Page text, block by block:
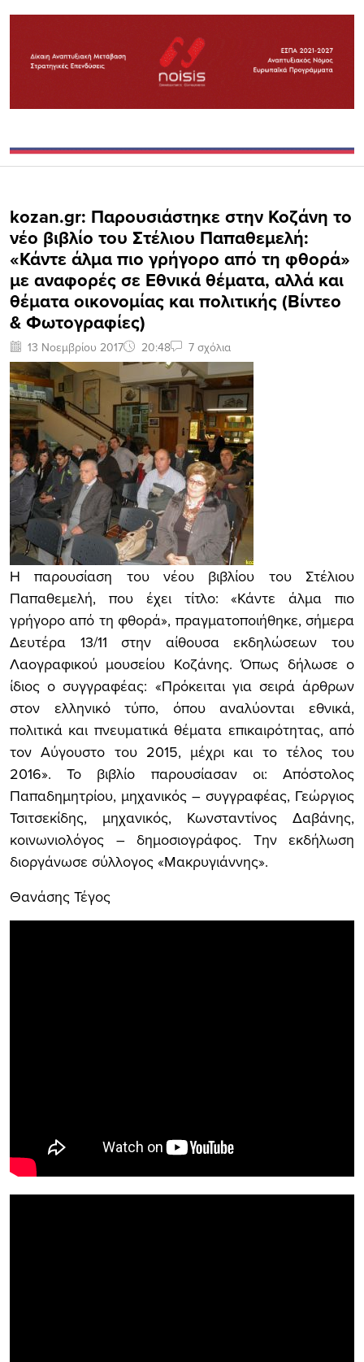
kozan.gr: Παρουσιάστηκε στην Κοζάνη το
νέο βιβλίο του Στέλιου Παπαθεμελή:
«Κάντε άλμα πιο γρήγορο από τη φθορά»
με αναφορές σε Εθνικά θέματα, αλλά και
θέματα οικονομίας και πολιτικής (Bίντεο
& Φωτογραφίες)
13 Νοεμβρίου 2017 20:48 7 σχόλια
Η παρουσίαση του νέου βιβλίου του Στέλιου
Παπαθεμελή, που έχει τίτλο: «Κάντε άλμα πιο
γρήγορο από τη φθορά», πραγματοποιήθηκε, σήμερα
Δευτέρα 13/11 στην αίθουσα εκδηλώσεων του
Λαογραφικού μουσείου Κοζάνης. Όπως δήλωσε ο
ίδιος ο συγγραφέας: «Πρόκειται για σειρά άρθρων
στον ελληνικό τύπο, όπου αναλύονται εθνικά,
πολιτικά και πνευματικά θέματα επικαιρότητας, από
τον Αύγουστο του 2015, μέχρι και το τέλος του
2016». Το βιβλίο παρουσίασαν οι: Απόστολος
Παπαδημητρίου, μηχανικός – συγγραφέας, Γεώργιος
Τσιτσεκίδης, μηχανικός, Κωνσταντίνος Δαβάνης,
κοινωνιολόγος – δημοσιογράφος. Την εκδήλωση
διοργάνωσε σύλλογος «Μακρυγιάννης».
Θανάσης Τέγος